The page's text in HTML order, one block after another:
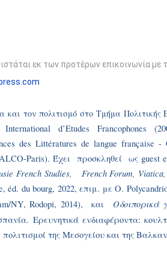
εκ των προτέρων επικοινωνία με
τον πολιτισμό στο Τμήμα
International d’Etudes Francophones
des Littératures de langue française -
Paris). Έχει προσκληθεί ωςguest
French Studies, French Forum, Viatica,
éd. du bourg, 2022, επιμ. με Ο.
NY, Rodopi, 2014), και Οδοιπορικά
Ερευνητικά ενδιαφέροντα:
της Μεσογείου και της